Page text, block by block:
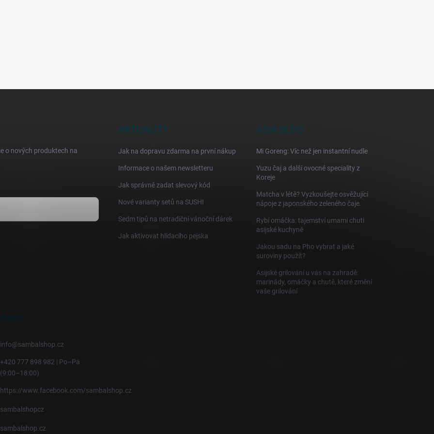
o nových produktech na
AKTUALITY
Jak na dopravu zdarma na první nákup
Informace o našem newsletteru
Jak správně zadat slevový kód
Nové varianty setů na SUSHI
Sedm tipů na netradiční vánoční dárek
Jak aktivovat hlídacího pejska
ASIA BLOG
Mi Goreng: Víc než jen instantní nudle
Yuzu čaj a další ovocné speciality z
Koreje
Matcha v létě? Vyzkoušejte osvěžující
nápoje z japonského zeleného čaje.
Rybí omáčka: tajemství umami chuti
asijské kuchyně
Jakou sadu na Pho vybrat a jaké
suroviny použít?
Asijské grilování u vás na zahradě:
marinády, omáčky a chutě, které změní
vaše grilování
info@sambalshop.cz
+420 777 898 982 | Po–Pá
(9:00–18:00)
https://www.facebook.com/sambalshop.cz
sambalshopcz
sambalshop.cz